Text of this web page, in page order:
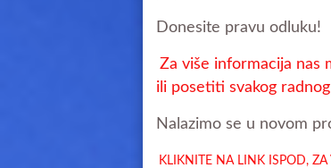
Donesite pravu odluku!
Za više informacija nas
ili posetiti svakog
Nalazimo se u novom
KLIKNITE NA LINK ISPOD,